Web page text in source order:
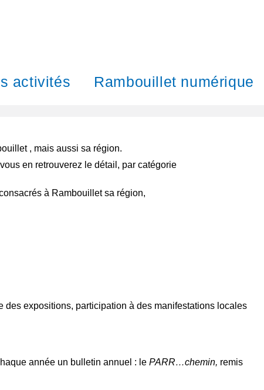
activités Rambouillet numérique
, mais aussi sa région.
en retrouverez le détail, par catégorie
à Rambouillet sa région,
des expositions, participation à des manifestations locales
année un bulletin annuel : le PARR…chemin, remis